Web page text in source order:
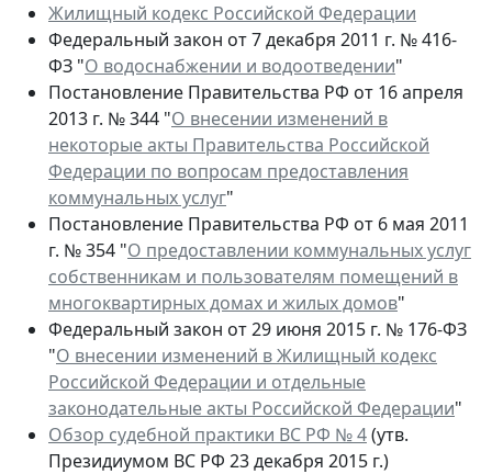
Жилищный кодекс Российской Федерации
Федеральный закон от 7 декабря 2011 г. № 416-
ФЗ "О водоснабжении и водоотведении"
Постановление Правительства РФ от 16 апреля
2013 г. № 344 "О внесении изменений в
некоторые акты Правительства Российской
Федерации по вопросам предоставления
коммунальных услуг"
Постановление Правительства РФ от 6 мая 2011
г. № 354 "О предоставлении коммунальных услуг
собственникам и пользователям помещений в
многоквартирных домах и жилых домов"
Федеральный закон от 29 июня 2015 г. № 176-ФЗ
"О внесении изменений в Жилищный кодекс
Российской Федерации и отдельные
законодательные акты Российской Федерации"
Обзор судебной практики ВС РФ № 4(утв.
Президиумом ВС РФ 23 декабря 2015 г.)